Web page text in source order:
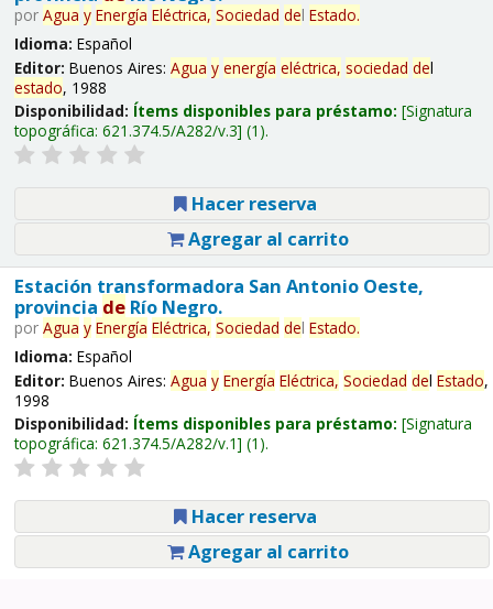
por Agua y Energía Eléctrica, Sociedad del Estado.
Idioma: Español
Editor: Buenos Aires: Agua y energía eléctrica, sociedad del
estado, 1988
Disponibilidad: Ítems disponibles para préstamo: Signatura
topográfica: 621.374.5/A282/v.3 (1).
Hacer reserva
Agregar al carrito
Estación transformadora San Antonio Oeste,
provincia deRío Negro.
por Agua y Energía Eléctrica, Sociedad del Estado.
Idioma: Español
Editor: Buenos Aires: Agua y Energía Eléctrica, Sociedad del Estado,
1998
Disponibilidad: Ítems disponibles para préstamo: Signatura
topográfica: 621.374.5/A282/v.1 (1).
Hacer reserva
Agregar al carrito